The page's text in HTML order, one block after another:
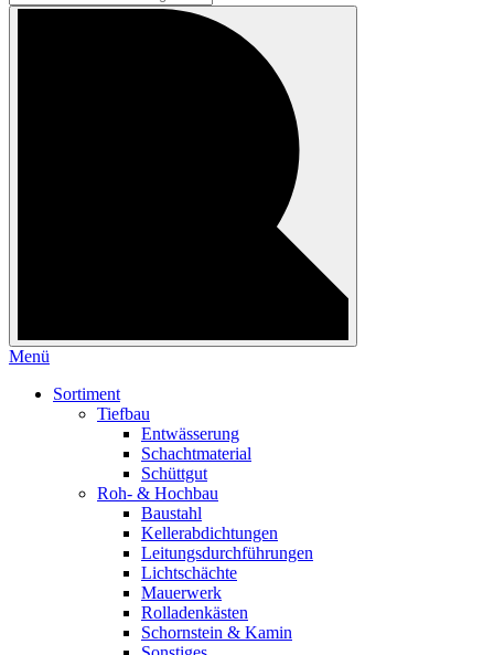
Menü
Sortiment
Tiefbau
Entwässerung
Schachtmaterial
Schüttgut
Roh- & Hochbau
Baustahl
Kellerabdichtungen
Leitungsdurchführungen
Lichtschächte
Mauerwerk
Rolladenkästen
Schornstein & Kamin